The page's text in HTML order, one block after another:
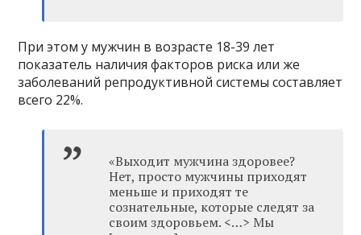
При этом у мужчин в возрасте 18-39 лет
показатель наличия факторов риска или же
заболеваний репродуктивной системы составляет
всего 22%.
«Выходит мужчина здоровее?
Нет, просто мужчины приходят
меньше и приходят те
сознательные, которые следят за
своим здоровьем. <…> Мы